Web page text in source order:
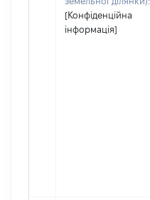
[Конфіденційна
інформація]